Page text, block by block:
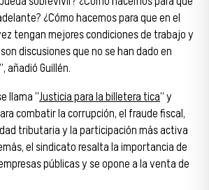
¿Cómo hacemos para que en el
tengan mejores condiciones de trabajo y
discusiones que no se han dado en
añadió Guillén.
llama “Justicia para la billetera tica” y
combatir la corrupción, el fraude fiscal,
tributaria y la participación más activa
el sindicato resalta la importancia de
públicas y se opone a la venta de